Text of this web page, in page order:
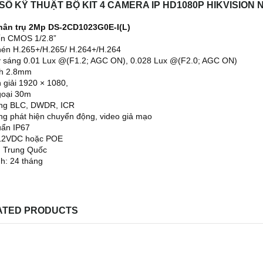
KỸ THUẬT BỘ KIT 4 CAMERA IP HD1080P HIKVISION
trụ 2Mp DS-2CD1023G0E-I(L)
CMOS 1/2.8”
H.265+/H.265/ H.264+/H.264
0.01 Lux @(F1.2; AGC ON), 0.028 Lux @(F2.0; AGC ON)
2.8mm
giải 1920 × 1080,
30m
BLC, DWDR, ICR
phát hiện chuyển động, video giả mạo
IP67
hoặc POE
Trung Quốc
24 tháng
PRODUCTS